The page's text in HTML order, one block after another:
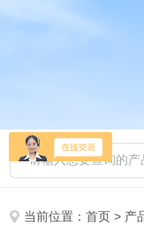
当前位置：首页 > 产